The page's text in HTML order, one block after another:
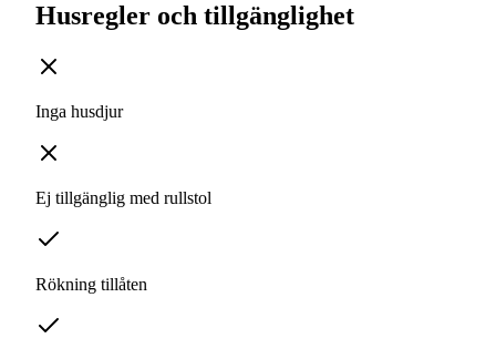
Husregler och tillgänglighet
Inga husdjur
Ej tillgänglig med rullstol
Rökning tillåten